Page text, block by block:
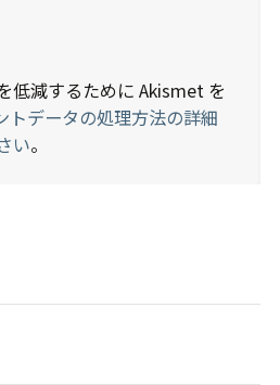
低減するために Akismet を
トデータの処理方法の詳細
い。